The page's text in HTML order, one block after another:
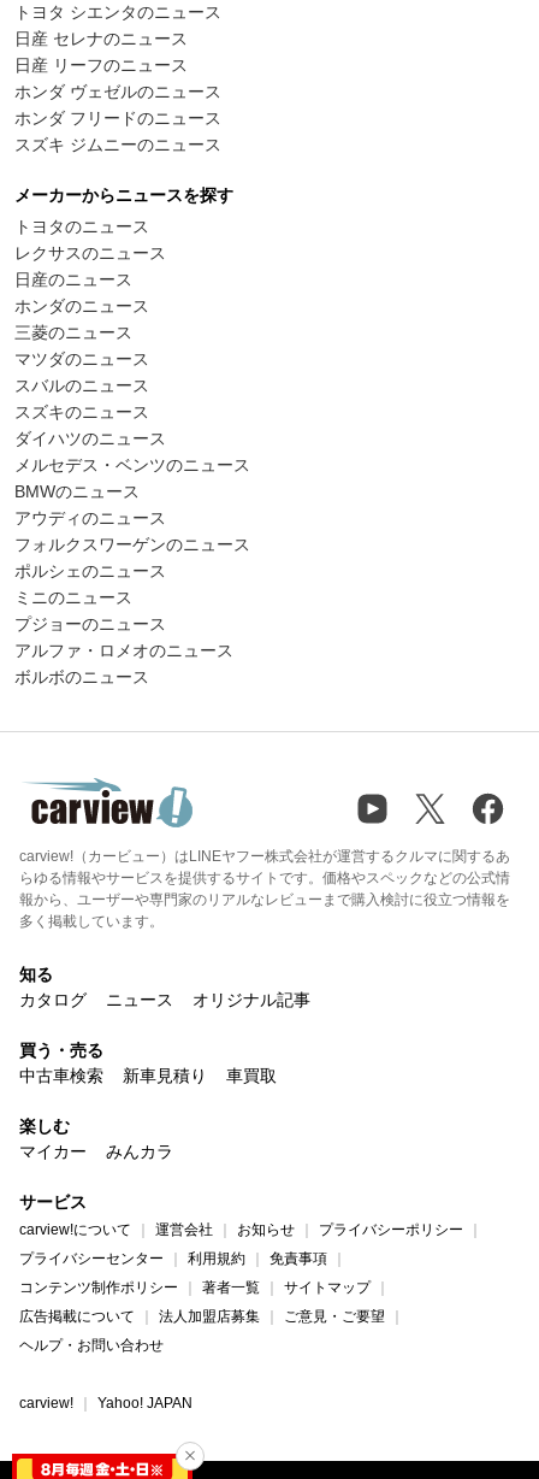
トヨタ シエンタのニュース
日産 セレナのニュース
日産 リーフのニュース
ホンダ ヴェゼルのニュース
ホンダ フリードのニュース
スズキ ジムニーのニュース
メーカーからニュースを探す
トヨタのニュース
レクサスのニュース
日産のニュース
ホンダのニュース
三菱のニュース
マツダのニュース
スバルのニュース
スズキのニュース
ダイハツのニュース
メルセデス・ベンツのニュース
BMWのニュース
アウディのニュース
フォルクスワーゲンのニュース
ポルシェのニュース
ミニのニュース
プジョーのニュース
アルファ・ロメオのニュース
ボルボのニュース
carview!（カービュー）はLINEヤフー株式会社が運営するクルマに関するあ
らゆる情報やサービスを提供するサイトです。価格やスペックなどの公式情
報から、ユーザーや専門家のリアルなレビューまで購入検討に役立つ情報を
多く掲載しています。
知る
カタログ
ニュース オリジナル記事
買う・売る
中古車検索
新車見積り 車買取
楽しむ
マイカー
みんカラ
サービス
carview!について 運営会社 お知らせ
プライバシーポリシー
プライバシーセンター
利用規約
免責事項
コンテンツ制作ポリシー
著者一覧
サイトマップ
広告掲載について
法人加盟店募集
ご意見・ご要望
ヘルプ・お問い合わせ
carview! Yahoo! JAPAN